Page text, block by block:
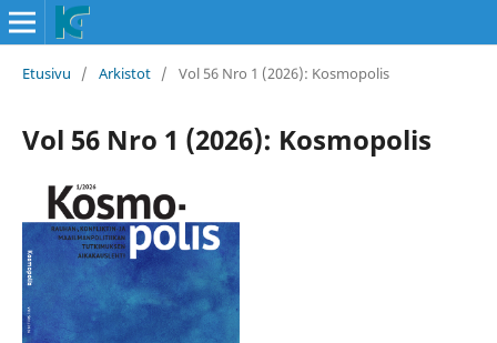
Etusivu / Arkistot / Vol 56 Nro 1 (2026): Kosmopolis
Vol 56 Nro 1 (2026): Kosmopolis